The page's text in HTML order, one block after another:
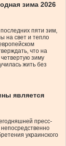
зима 2026
пяти зим,
на свет и тепло
что на
зиму
жить без
является
пресс-
украинского